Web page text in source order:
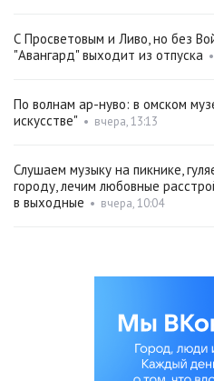
С Просветовым и Ливо, но без
"Авангард" выходит из отпуска •
По волнам ар-нуво: в омском
искусстве" • вчера, 13:13
Слушаем музыку на пикнике,
городу, лечим любовные
в выходные • вчера, 10:04